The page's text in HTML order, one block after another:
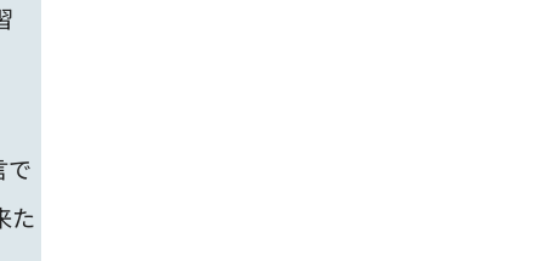
で
た